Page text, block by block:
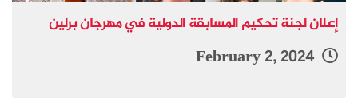
إعلان لجنة تحكيم المسابقة الدولية في مهرجان برلين